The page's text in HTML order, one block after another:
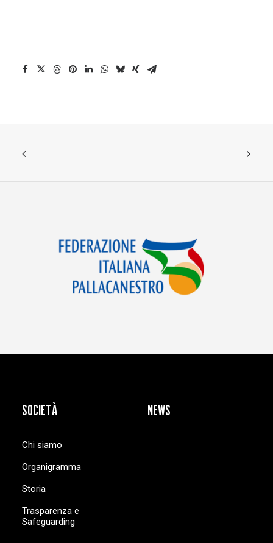
SOCIETÀ
Chi siamo
Organigramma
Storia
Trasparenza e
Safeguarding
NEWS